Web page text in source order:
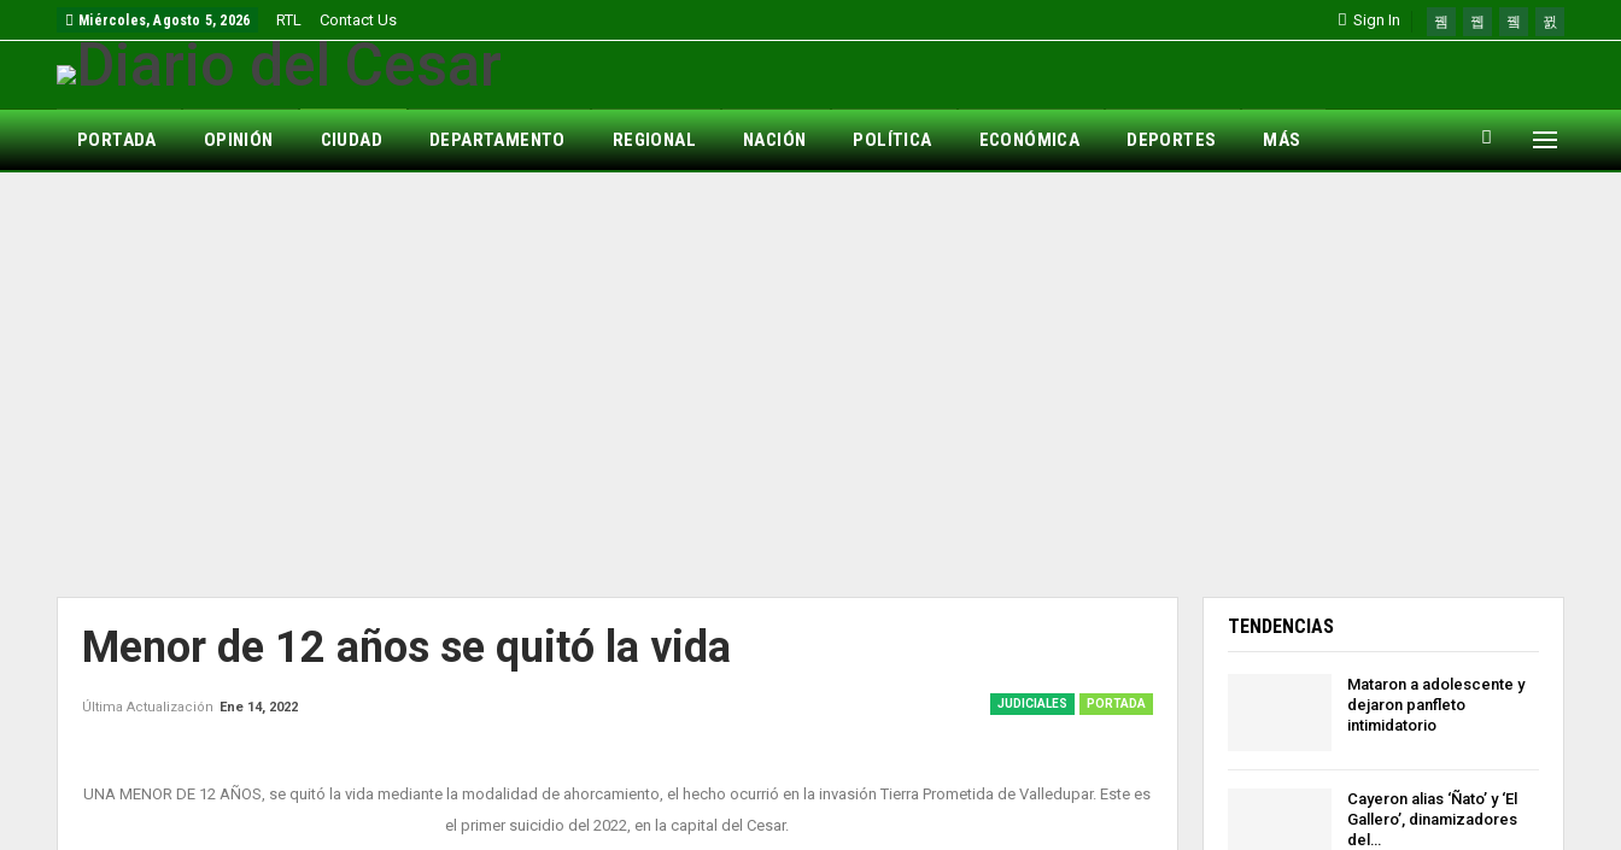
Sign In
Miércoles, Agosto 5, 2026 RTL Contact Us
PORTADA OPINIÓN CIUDAD DEPARTAMENTO REGIONAL NACIÓN POLÍTICA ECONÓMICA DEPORTES MÁS
Menor de 12 años se quitó la vida
JUDICIALES PORTADA
Última Actualización Ene 14, 2022
UNA MENOR DE 12 AÑOS, se quitó la vida mediante la modalidad de ahorcamiento, el hecho ocurrió en la invasión Tierra Prometida de Valledupar. Este es
el primer suicidio del 2022, en la capital del Cesar.
TENDENCIAS
Mataron a adolescente y
dejaron panfleto
intimidatorio
Cayeron alias ‘Ñato’ y ‘El
Gallero’, dinamizadores
del…